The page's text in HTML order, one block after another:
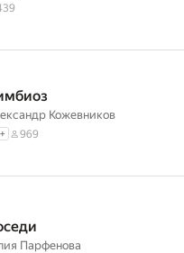
Кожевников
+ 969
Парфенова